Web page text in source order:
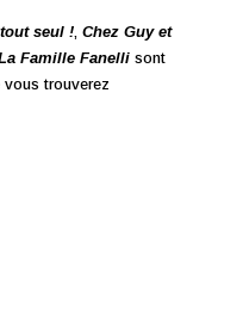
seul !, Chez Guy et
Famille Fanelli sont
trouverez